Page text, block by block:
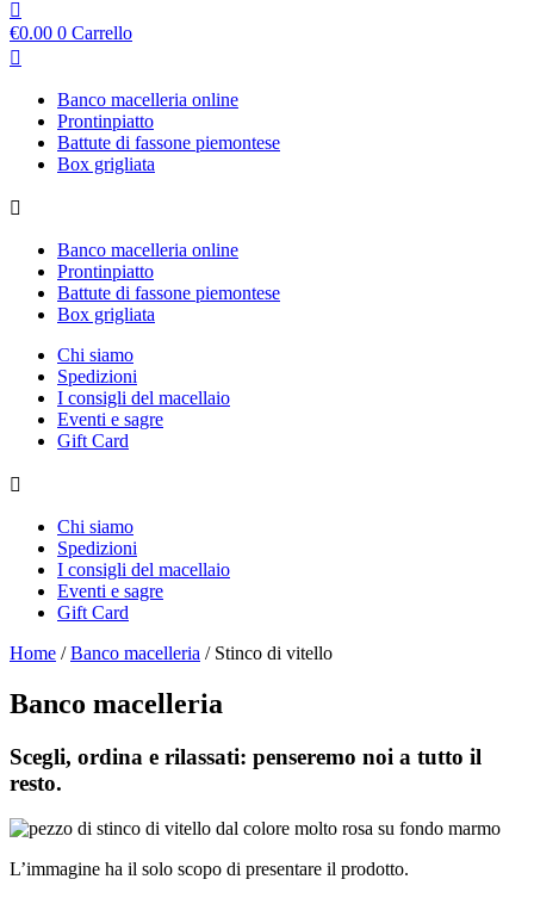
€0.00 0 Carrello
Banco macelleria online
Prontinpiatto
Battute di fassone piemontese
Box grigliata
Banco macelleria online
Prontinpiatto
Battute di fassone piemontese
Box grigliata
Chi siamo
Spedizioni
I consigli del macellaio
Eventi e sagre
Gift Card
Chi siamo
Spedizioni
I consigli del macellaio
Eventi e sagre
Gift Card
Home /Banco macelleria / Stinco di vitello
Banco macelleria
Scegli, ordina e rilassati: penseremo noi a tutto il
resto.
L’immagine ha il solo scopo di presentare il prodotto.